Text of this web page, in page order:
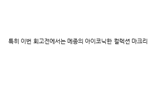
특히 이번 회고전에서는 메종의 아이코닉한 컬렉션 마크리